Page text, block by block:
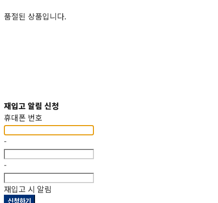
품절된 상품입니다.
재입고 알림 신청
휴대폰 번호
-
-
재입고 시 알림
신청하기